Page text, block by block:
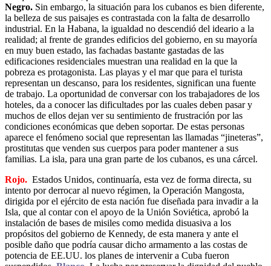
Negro. Sin embargo, la situación para los cubanos es bien diferente,
la belleza de sus paisajes es contrastada con la falta de desarrollo
industrial. En la Habana, la igualdad no descendió del ideario a la
realidad; al frente de grandes edificios del gobierno, en su mayoría
en muy buen estado, las fachadas bastante gastadas de las
edificaciones residenciales muestran una realidad en la que la
pobreza es protagonista. Las playas y el mar que para el turista
representan un descanso, para los residentes, significan una fuente
de trabajo. La oportunidad de conversar con los trabajadores de los
hoteles, da a conocer las dificultades por las cuales deben pasar y
muchos de ellos dejan ver su sentimiento de frustración por las
condiciones económicas que deben soportar. De estas personas
aparece el fenómeno social que representan las llamadas “jineteras”,
prostitutas que venden sus cuerpos para poder mantener a sus
familias. La isla, para una gran parte de los cubanos, es una cárcel.
Rojo. Estados Unidos, continuaría, esta vez de forma directa, su
intento por derrocar al nuevo régimen, la Operación Mangosta,
dirigida por el ejército de esta nación fue diseñada para invadir a la
Isla, que al contar con el apoyo de la Unión Soviética, aprobó la
instalación de bases de misiles como medida disuasiva a los
propósitos del gobierno de Kennedy, de esta manera y ante el
posible daño que podría causar dicho armamento a las costas de
potencia de EE.UU. los planes de intervenir a Cuba fueron